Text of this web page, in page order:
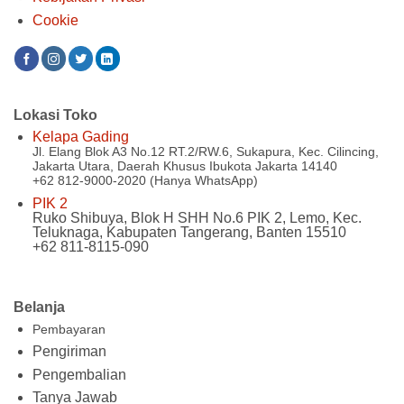
Cookie
Belanja
Pembayaran
Pengiriman
Pengembalian
Tanya Jawab
Lokasi Toko
Kelapa Gading
Jl. Elang Blok A3 No.12 RT.2/RW.6, Sukapura, Kec. Cilincing,
Jakarta Utara, Daerah Khusus Ibukota Jakarta 14140
+62 812-9000-2020 (Hanya WhatsApp)
PIK 2
Ruko Shibuya, Blok H SHH No.6 PIK 2, Lemo, Kec.
Teluknaga, Kabupaten Tangerang, Banten 15510
+62 811-8115-090